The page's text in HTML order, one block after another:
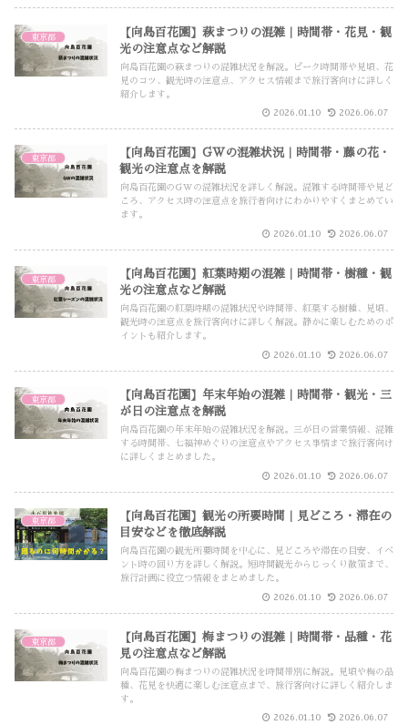
東京都
【向島百花園】萩まつりの混雑｜時間帯・花見・観
光の注意点など解説
向島百花園の萩まつりの混雑状況を解説。ピーク時間帯や見頃、花
見のコツ、観光時の注意点、アクセス情報まで旅行客向けに詳しく
紹介します。
2026.01.10 2026.06.07
東京都
【向島百花園】GWの混雑状況｜時間帯・藤の花・
観光の注意点を解説
向島百花園のGWの混雑状況を詳しく解説。混雑する時間帯や見ど
ころ、アクセス時の注意点を旅行者向けにわかりやすくまとめてい
ます。
2026.01.10 2026.06.07
東京都
【向島百花園】紅葉時期の混雑｜時間帯・樹種・観
光の注意点など解説
向島百花園の紅葉時期の混雑状況や時間帯、紅葉する樹種、見頃、
観光時の注意点を旅行客向けに詳しく解説。静かに楽しむためのポ
イントも紹介します。
2026.01.10 2026.06.07
東京都
【向島百花園】年末年始の混雑｜時間帯・観光・三
が日の注意点を解説
向島百花園の年末年始の混雑状況を解説。三が日の営業情報、混雑
する時間帯、七福神めぐりの注意点やアクセス事情まで旅行客向け
に詳しくまとめました。
2026.01.10 2026.06.07
東京都
【向島百花園】観光の所要時間｜見どころ・滞在の
目安などを徹底解説
向島百花園の観光所要時間を中心に、見どころや滞在の目安、イベ
ント時の回り方を詳しく解説。短時間観光からじっくり散策まで、
旅行計画に役立つ情報をまとめました。
2026.01.10 2026.06.07
東京都
【向島百花園】梅まつりの混雑｜時間帯・品種・花
見の注意点など解説
向島百花園の梅まつりの混雑状況を時間帯別に解説。見頃や梅の品
種、花見を快適に楽しむ注意点まで、旅行客向けに詳しく紹介しま
す。
2026.01.10 2026.06.07